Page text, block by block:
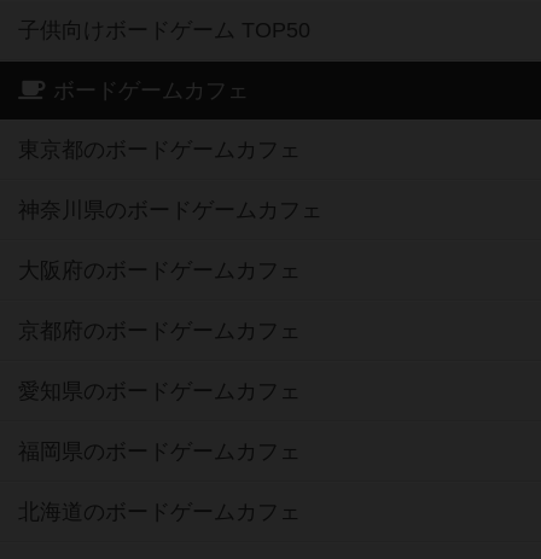
子供向けボードゲーム TOP50
ボードゲームカフェ
東京都のボードゲームカフェ
神奈川県のボードゲームカフェ
大阪府のボードゲームカフェ
京都府のボードゲームカフェ
愛知県のボードゲームカフェ
福岡県のボードゲームカフェ
北海道のボードゲームカフェ